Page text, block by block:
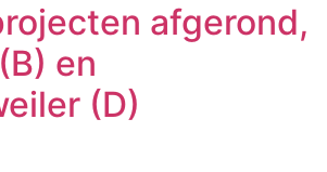
afgerond,
en
(D)